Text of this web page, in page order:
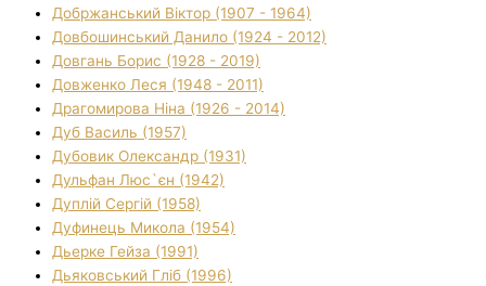
Добржанський Віктор (1907 - 1964)
Довбошинський Данило (1924 - 2012)
Довгань Борис (1928 - 2019)
Довженко Леся (1948 - 2011)
Драгомирова Ніна (1926 - 2014)
Дуб Василь (1957)
Дубовик Олександр (1931)
Дульфан Люс`єн (1942)
Дуплій Сергій (1958)
Дуфинець Микола (1954)
Дьерке Гейза (1991)
Дьяковський Гліб (1996)